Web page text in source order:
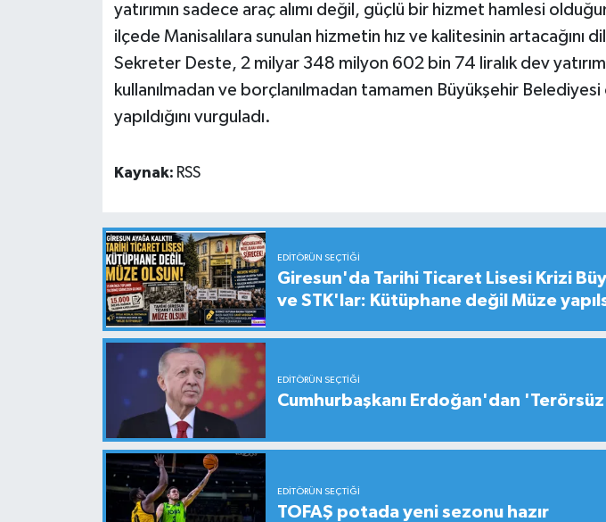
yatırımın sadece araç alımı değil, güçlü bir hizmet hamlesi
ilçede Manisalılara sunulan hizmetin hız ve kalitesinin artacağını
Sekreter Deste, 2 milyar 348 milyon 602 bin 74 liralık dev
kullanılmadan ve borçlanılmadan tamamen Büyükşehir Belediyesi
yapıldığını vurguladı.
Kaynak: RSS
EDITÖRÜN SEÇTIĞI
Giresun'da Tarihi Ticaret Lisesi Krizi
ve STK'lar: Kütüphane değil Müze
EDITÖRÜN SEÇTIĞI
Cumhurbaşkanı Erdoğan'dan 'Terörsüz
EDITÖRÜN SEÇTIĞI
TOFAŞ potada yeni sezonu hazır